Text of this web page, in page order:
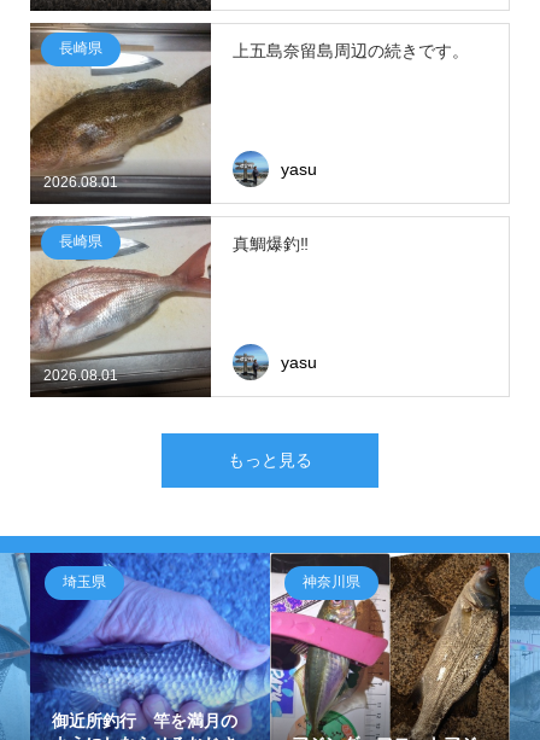
2026.08.01
長崎県 上五島奈留島周辺の続きです。
yasu
2026.08.01
長崎県 真鯛爆釣‼
yasu
もっと見る
埼玉県
御近所釣行 竿を満月の
神奈川県